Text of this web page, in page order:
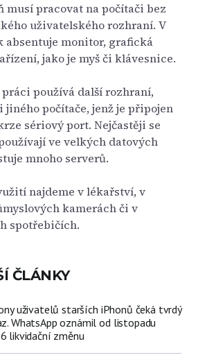
musí pracovat na počítači bez
uživatelského rozhraní. V
absentuje monitor, grafická
jako je myš či klávesnice.
používá další rozhraní,
počítače, jenž je připojen
sériový port. Nejčastěji se
ve velkých datových
mnoho serverů.
najdeme v lékařství, v
kamerách či v
spotřebičích.
ČLÁNKY
uživatelů starších iPhonů čeká tvrdý
WhatsApp oznámil od listopadu
likvidační změnu